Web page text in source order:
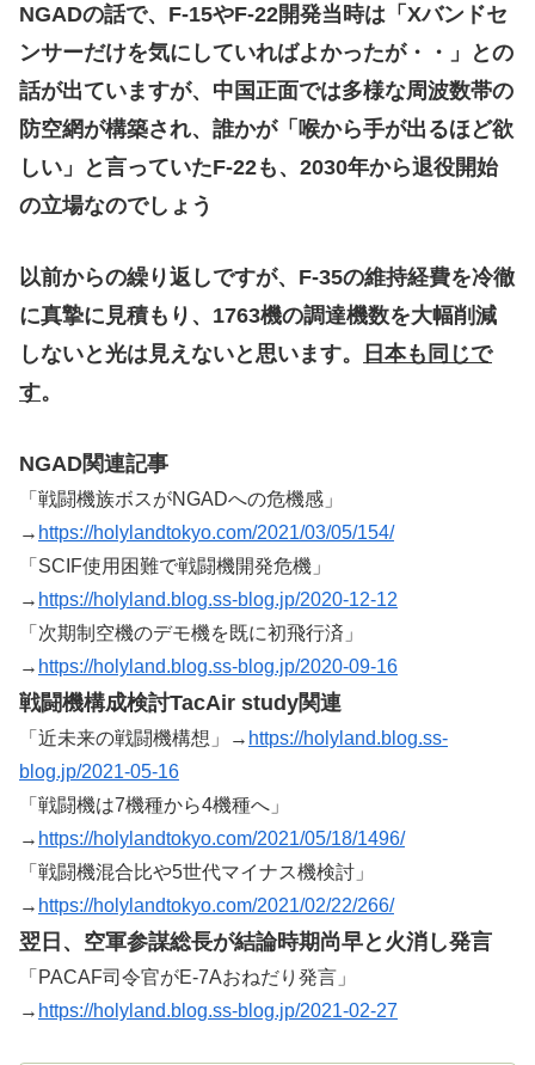
NGADの話で、F-15やF-22開発当時は「Xバンドセ
ンサーだけを気にしていればよかったが・・」との
話が出ていますが、中国正面では多様な周波数帯の
防空網が構築され、誰かが「喉から手が出るほど欲
しい」と言っていたF-22も、2030年から退役開始
の立場なのでしょう
以前からの繰り返しですが、F-35の維持経費を冷徹
に真摯に見積もり、1763機の調達機数を大幅削減
しないと光は見えないと思います。
日本も同じで
す。
NGAD関連記事
「戦闘機族ボスがNGADへの危機感」
→ https://holylandtokyo.com/2021/03/05/154/
「SCIF使用困難で戦闘機開発危機」
→ https://holyland.blog.ss-blog.jp/2020-12-12
「次期制空機のデモ機を既に初飛行済」
→ https://holyland.blog.ss-blog.jp/2020-09-16
戦闘機構成検討TacAir study関連
「近未来の戦闘機構想」→ https://holyland.blog.ss-
blog.jp/2021-05-16
「戦闘機は7機種から4機種へ」
→ https://holylandtokyo.com/2021/05/18/1496/
「戦闘機混合比や5世代マイナス機検討」
→ https://holylandtokyo.com/2021/02/22/266/
翌日、空軍参謀総長が結論時期尚早と火消し発言
「PACAF司令官がE-7Aおねだり発言」
→ https://holyland.blog.ss-blog.jp/2021-02-27